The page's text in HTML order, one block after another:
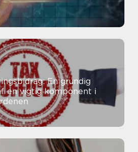
En grundig
en vigtig komponent i